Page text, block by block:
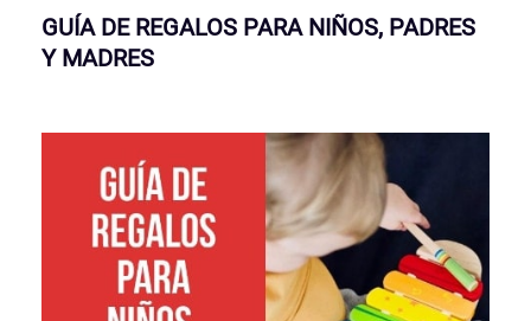
GUÍA DE REGALOS PARA NIÑOS, PADRES
Y MADRES